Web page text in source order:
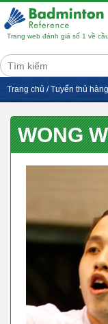
Trang web đánh giá số 1 về
Trang chủ /Tuyển thủ
WONG